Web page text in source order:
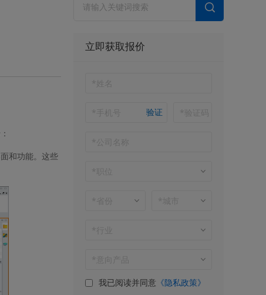
和功能。这些
立即获取报价
验证
我已阅读并同意 《隐私政策》